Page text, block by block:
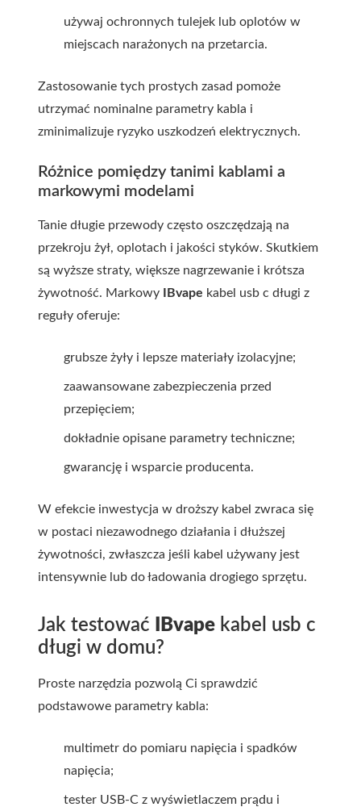
używaj ochronnych tulejek lub oplotów w
miejscach narażonych na przetarcia.
Zastosowanie tych prostych zasad pomoże
utrzymać nominalne parametry kabla i
zminimalizuje ryzyko uszkodzeń elektrycznych.
Różnice pomiędzy tanimi kablami a
markowymi modelami
Tanie długie przewody często oszczędzają na
przekroju żył, oplotach i jakości styków. Skutkiem
są wyższe straty, większe nagrzewanie i krótsza
żywotność. Markowy
IBvape kabel usb c długi z
reguły oferuje:
grubsze żyły i lepsze materiały izolacyjne;
zaawansowane zabezpieczenia przed
przepięciem;
dokładnie opisane parametry techniczne;
gwarancję i wsparcie producenta.
W efekcie inwestycja w droższy kabel zwraca się
w postaci niezawodnego działania i dłuższej
żywotności, zwłaszcza jeśli kabel używany jest
intensywnie lub do ładowania drogiego sprzętu.
Jak testować IBvape kabel usb c
długi w domu?
Proste narzędzia pozwolą Ci sprawdzić
podstawowe parametry kabla:
multimetr do pomiaru napięcia i spadków
napięcia;
tester USB-C z wyświetlaczem prądu i